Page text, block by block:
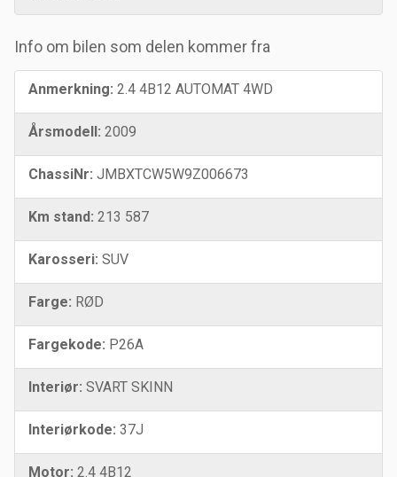
Info om bilen som delen kommer fra
Anmerkning: 2.4 4B12 AUTOMAT 4WD
Årsmodell: 2009
ChassiNr: JMBXTCW5W9Z006673
Km stand: 213 587
Karosseri: SUV
Farge: RØD
Fargekode: P26A
Interiør: SVART SKINN
Interiørkode: 37J
Motor: 2.4 4B12